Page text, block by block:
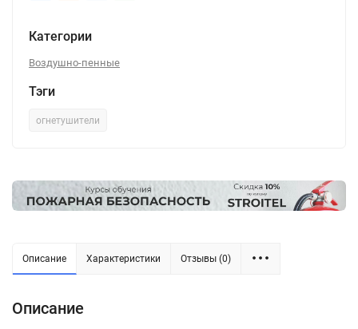
Категории
Воздушно-пенные
Тэги
огнетушители
Описание Характеристики Отзывы (0)
Описание